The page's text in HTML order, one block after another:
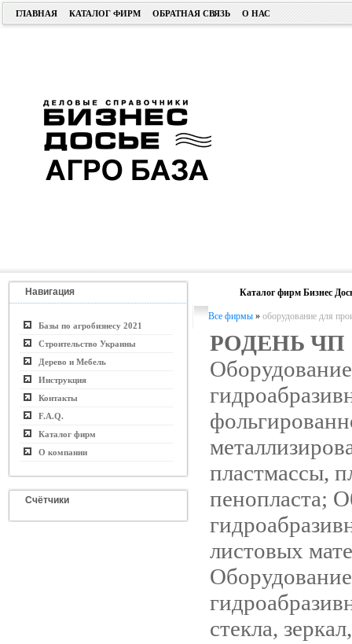
ГЛАВНАЯ КАТАЛОГ ФИРМ ОБРАТНАЯ СВЯЗЬ О НАС
Навигация
Базы по агробизнесу 2021
Строительство Украины
Дерево и Мебель
Инструкция
Контакты
F.A.Q.
Каталог фирм
О компании
Счётчики
Каталог фирм Бизнес
Все фирмы » оборудование для
РОДЕНЬ ЧП
Оборудование
пластмассы,
пенопласта;
листовых
Оборудование
стекла,